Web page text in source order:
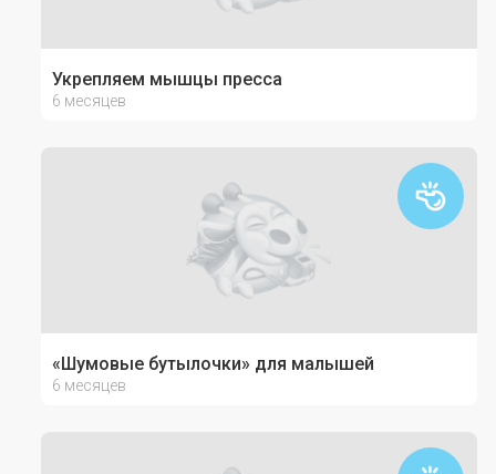
Укрепляем мышцы пресса
6 месяцев
«Шумовые бутылочки» для малышей
6 месяцев